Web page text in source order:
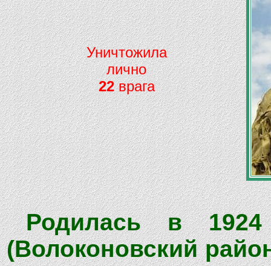
Уничтожила
лично
22врага
Родилась в
(Волоконовский